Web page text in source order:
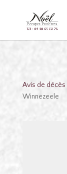
Avis de décès
Winnezeele